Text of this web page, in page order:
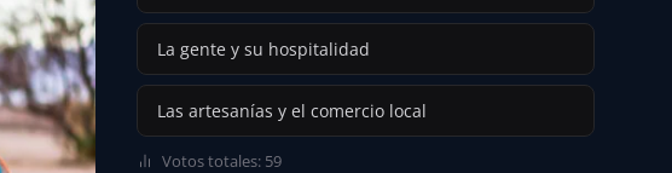
La gente y su hospitalidad
Las artesanías y el comercio local
Votos totales: 59